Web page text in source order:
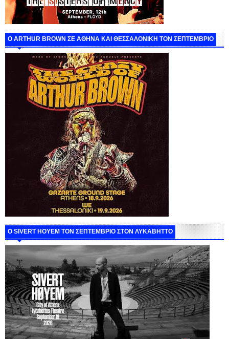
O ARTHUR BROWN ΣΕ ΑΘΗΝΑ ΚΑΙ ΘΕΣΣΑΛΟΝΙΚΗ ΤΟΝ ΣΕΠΤΕΜΒΡΙΟ
Ο SIVERT HOYEM ΤΟΝ ΣΕΠΤΕΜΒΡΙΟ ΣΤΟΝ ΛΥΚΑΒΗΤΤΟ